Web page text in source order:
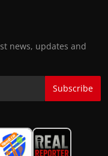
news, updates and
Subscribe